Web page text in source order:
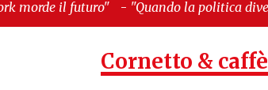
-"Quando la politica diventa autobiografia"
Cornetto & caffè